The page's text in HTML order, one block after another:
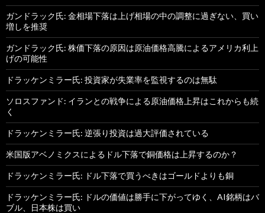
ガンドラック氏: 金相場下落は上げ相場の中の調整に過ぎない、買い
増しを推奨
ガンドラック氏: 株価下落の原因は原油価格高騰によるアメリカ利上
げの可能性
ドラッケンミラー氏: 投資家が失業率を監視するのは無駄
ソロスファンド: イランとの戦争による原油価格上昇はこれからも続
く
ドラッケンミラー氏: 逆張り投資は過大評価されている
米国版アベノミクスによるドル下落で銅価格は上昇するのか？
ドラッケンミラー氏: ドル下落で買うべきはゴールドよりも銅
ドラッケンミラー氏: ドルの価値は勝手に下がってゆく、AI銘柄はバ
ブル、日本株は買い